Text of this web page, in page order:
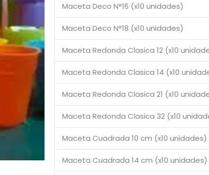
Maceta Deco N°16 (x10 unidades)
Maceta Deco N°18 (x10 unidades)
Maceta Redonda Clasica 12 (x10
Maceta Redonda Clasica 14 (x10
Maceta Redonda Clasica 21 (x10
Maceta Redonda Clasica 32 (x10
Maceta Cuadrada 10 cm (x10 unidades)
Maceta Cuadrada 14 cm (x10 unidades)